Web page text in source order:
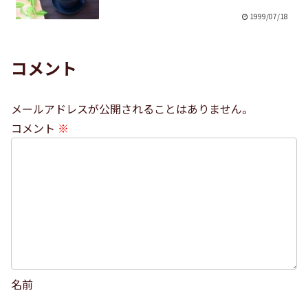
1999/07/18
コメント
メールアドレスが公開されることはありません。
コメント ※
名前